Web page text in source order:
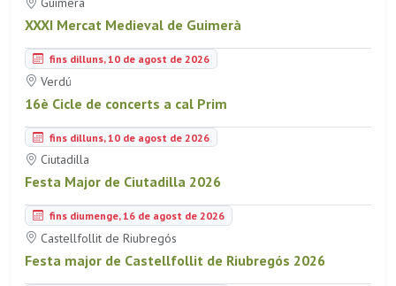
XXXI Mercat Medieval de Guimerà
fins dilluns, 10 de agost de 2026
Verdú
16è Cicle de concerts a cal Prim
fins dilluns, 10 de agost de 2026
Ciutadilla
Festa Major de Ciutadilla 2026
fins diumenge, 16 de agost de 2026
Castellfollit de Riubregós
Festa major de Castellfollit de Riubregós 2026